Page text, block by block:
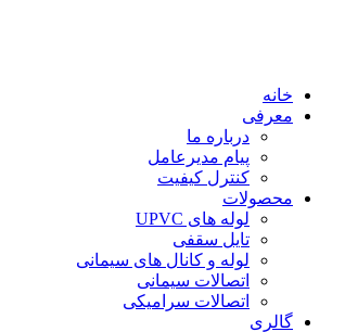
خانه
معرفی
درباره ما
پیام مدیرعامل
کنترل کیفیت
محصولات
لوله های UPVC
تایل سقفی
لوله و کانال های سیمانی
اتصالات سیمانی
اتصالات سرامیکی
گالری